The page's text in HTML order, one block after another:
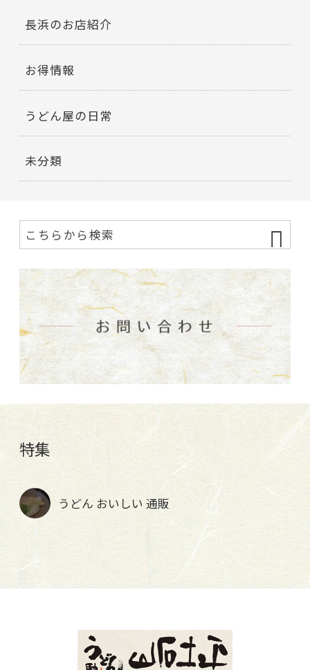
長浜のお店紹介
お得情報
うどん屋の日常
未分類
特集
うどん おいしい 通販